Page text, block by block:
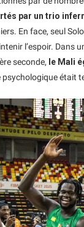
par un trio
En face, seul
l’espoir. Dans
seconde, le Mali
était